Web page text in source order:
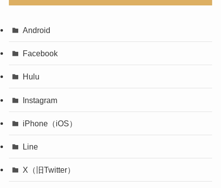
Android
Facebook
Hulu
Instagram
iPhone（iOS）
Line
X（旧Twitter）